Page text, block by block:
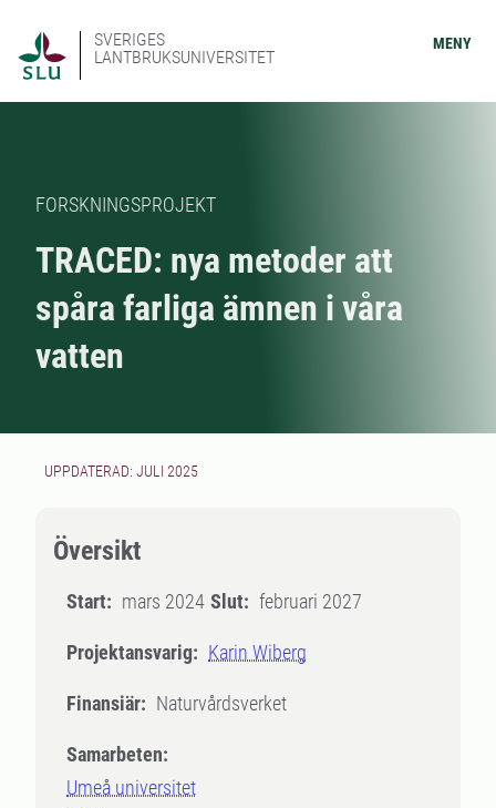
SVERIGES
LANTBRUKSUNIVERSITET
MENY
FORSKNINGSPROJEKT
TRACED: nya metoder att
spåra farliga ämnen i våra
vatten
UPPDATERAD: JULI 2025
Översikt
Start: mars 2024 Slut: februari 2027
Projektansvarig: Karin Wiberg
Finansiär: Naturvårdsverket
Samarbeten:
Umeå universitet